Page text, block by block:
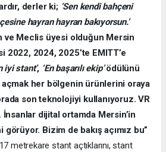
derler ki; ‘Sen kendi bahçeni
hayran hayran bakıyorsun.’
ve Meclis üyesi olduğun Mersin
2022, 2024, 2025’te EMITT’e
iyi stant’, ‘En başarılı ekip’ödülünü
açmak her bölgenin ürünlerini oraya
son teknolojiyi kullanıyoruz. VR
İnsanlar dijital ortamda Mersin’in
Bizim de bakış açımız bu”
metrekare stant açtıklarını, stant